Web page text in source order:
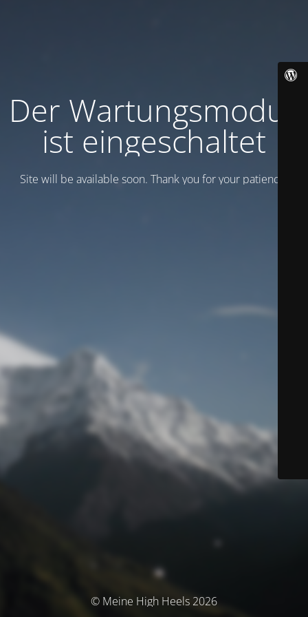
Der Wartungsmodus
ist eingeschaltet
Site will be available soon. Thank you for your patience!
© Meine High Heels 2026